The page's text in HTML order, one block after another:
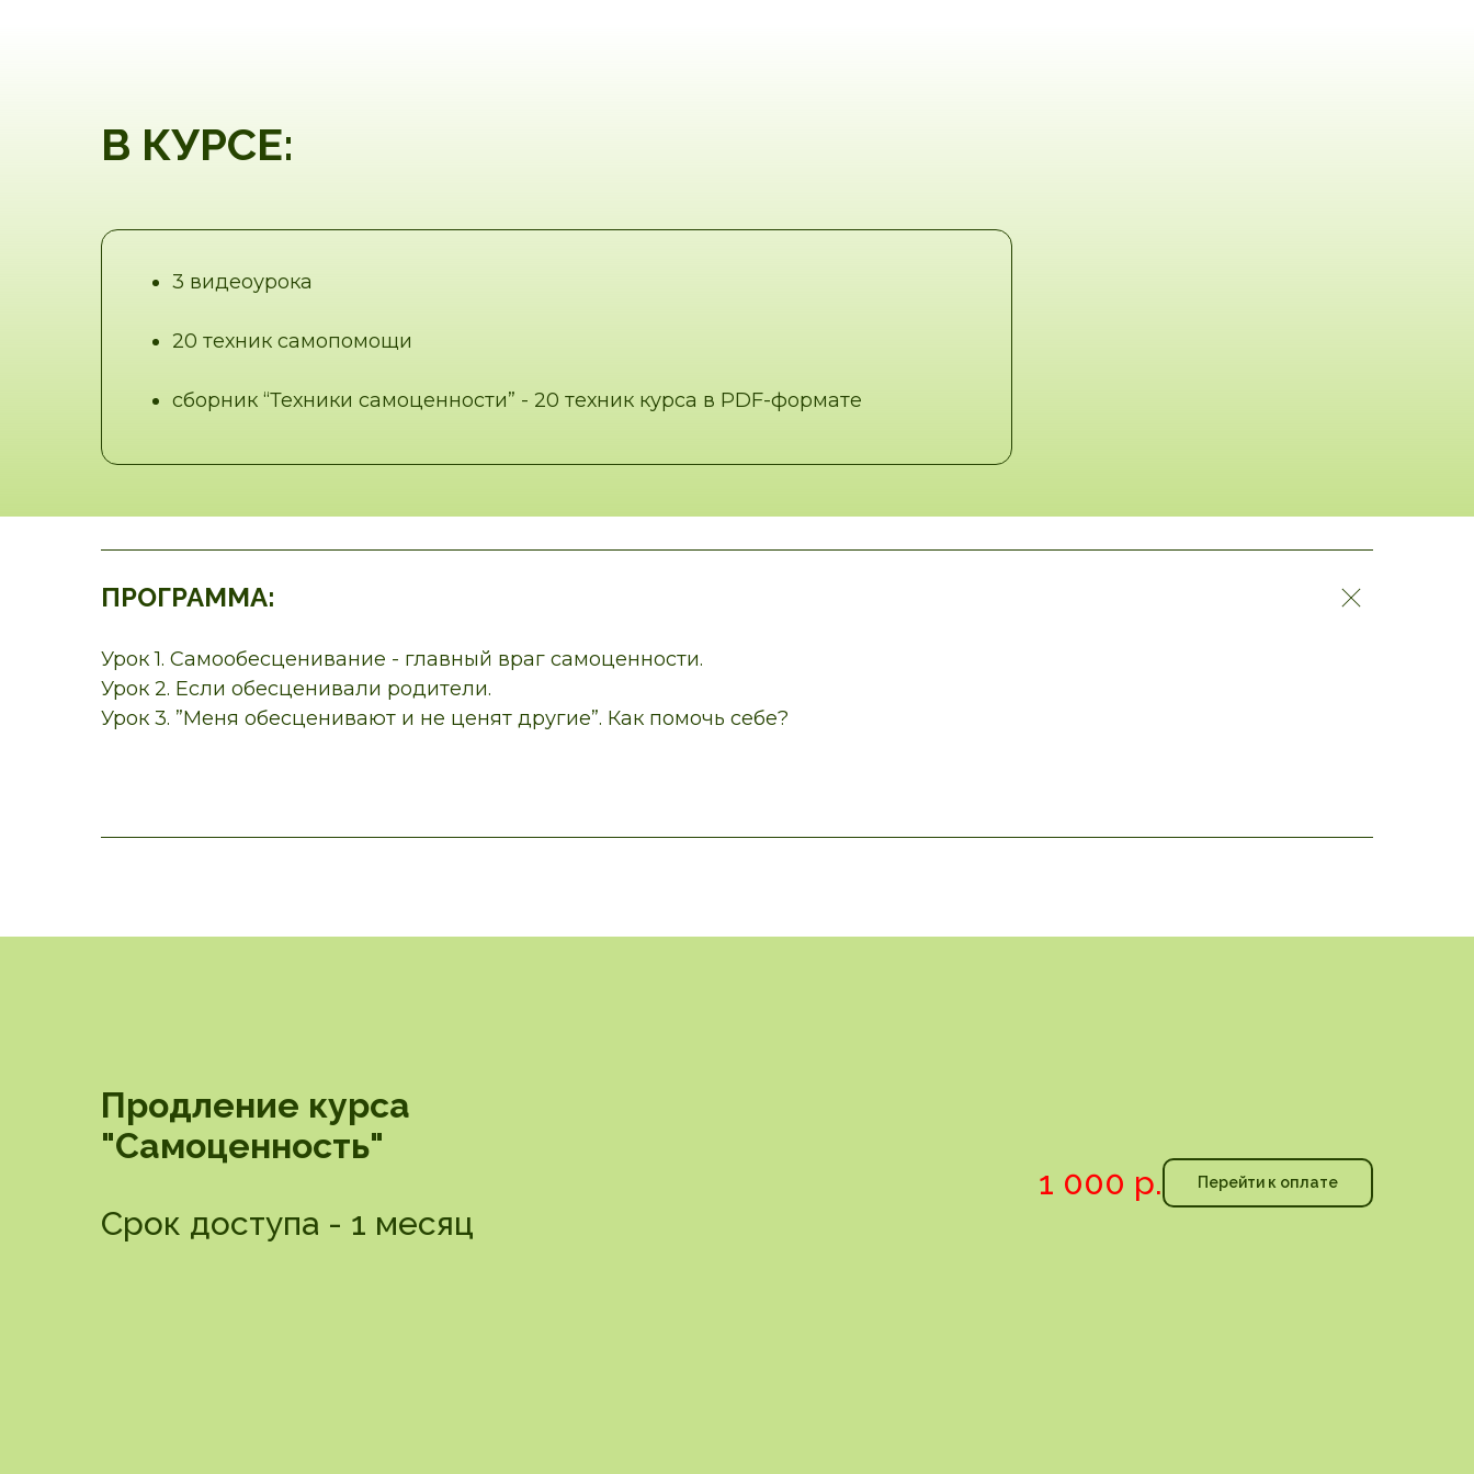
В КУРСЕ:
3 видеоурока
20 техник самопомощи
сборник “Техники самоценности” - 20 техник курса в PDF-формате
ПРОГРАММА:
Урок 1. Самообесценивание - главный враг самоценности.
Урок 2. Если обесценивали родители.
Урок 3. ”Меня обесценивают и не ценят другие”. Как помочь себе?
Продление курса
"Самоценность"
Срок доступа - 1 месяц
1 000 р. Перейти к оплате